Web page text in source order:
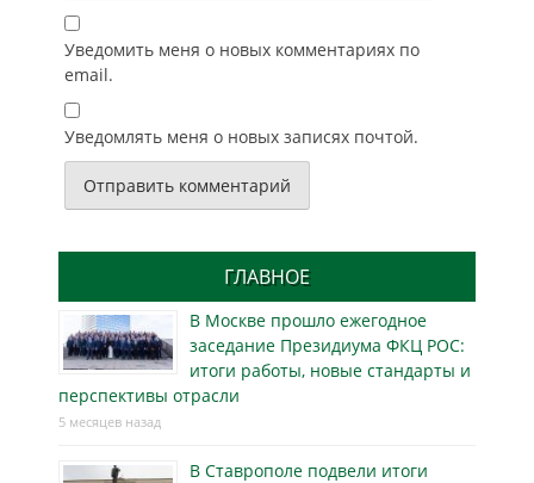
Уведомить меня о новых комментариях по
email.
Уведомлять меня о новых записях почтой.
ГЛАВНОЕ
В Москве прошло ежегодное
заседание Президиума ФКЦ РОС:
итоги работы, новые стандарты и
перспективы отрасли
5 месяцев назад
В Ставрополе подвели итоги